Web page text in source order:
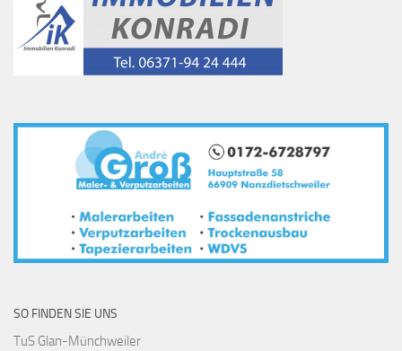
SO FINDEN SIE UNS
TuS Glan-Münchweiler